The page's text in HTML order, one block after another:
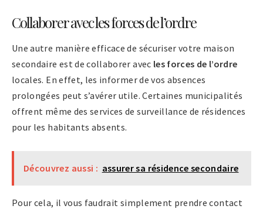
Collaborer avec les forces de l’ordre
Une autre manière efficace de sécuriser votre maison
secondaire est de collaborer avec les forces de l’ordre
locales. En effet, les informer de vos absences
prolongées peut s’avérer utile. Certaines municipalités
offrent même des services de surveillance de résidences
pour les habitants absents.
Découvrez aussi : assurer sa résidence secondaire
Pour cela, il vous faudrait simplement prendre contact